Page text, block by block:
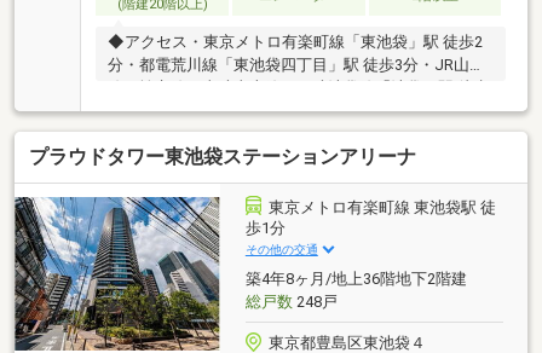
(階建20階以上)
◆アクセス・東京メトロ有楽町線「東池袋」駅 徒歩2
分・都電荒川線「東池袋四丁目」駅 徒歩3分・JR山手
線・埼京線、東武東上線、西武池袋線「池袋」駅 徒歩
9分・東京メトロ丸ノ内線・副都心線・有楽町線「池
袋」駅 徒歩9分【専有部分】◆42階建ての23階部分◆
南東向きの住戸◆TVモニター付インターホン◆システ
ムキッチン(3口ガスコンロ)◆浴室、トイレ別※現況空
室(2026年8月下旬頃リフォーム完了予定)※ペット可
（規約による制限有り）＾＾＾～
プラウドタワー東池袋ステーションアリーナ
東京メトロ有楽町線 東池袋駅 徒
歩1分
その他の交通
築4年8ヶ月/地上36階地下2階建
総戸数248戸
東京都豊島区東池袋４